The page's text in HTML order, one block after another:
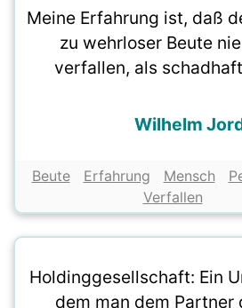
Meine Erfahrung ist, daß
zu wehrloser Beute
verfallen, als
Wilhelm
Beute Erfahrung Mensch
Verfallen
Holdinggesellschaft: Ein
dem man dem Partner